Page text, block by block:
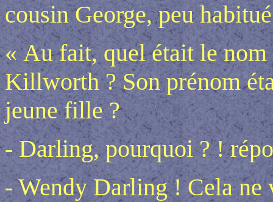
cousin George, peu
« Au fait, quel était le
Killworth ? Son prénom
jeune fille ?
- Darling, pourquoi ? !
- Wendy Darling ! Cela ne